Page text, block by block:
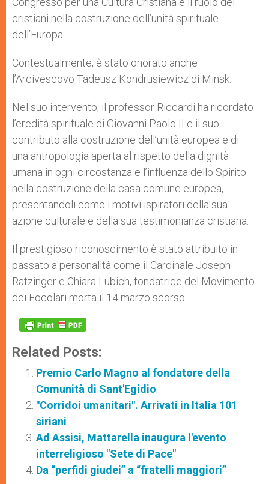
cristiani nella costruzione dell’unità spirituale
dell’Europa.
Contestualmente, è stato onorato anche
l’Arcivescovo Tadeusz Kondrusiewicz di Minsk.
Nel suo intervento, il professor Riccardi ha ricordato
l’eredità spirituale di Giovanni Paolo II e il suo
contributo alla costruzione dell’unità europea e di
una antropologia aperta al rispetto della dignità
umana in ogni circostanza e l’influenza dello Spirito
nella costruzione della casa comune europea,
presentandoli come i motivi ispiratori della sua
azione culturale e della sua testimonianza cristiana.
Il prestigioso riconoscimento è stato attribuito in
passato a personalità come il Cardinale Joseph
Ratzinger e Chiara Lubich, fondatrice del Movimento
dei Focolari morta il 14 marzo scorso.
Related Posts:
Premio Carlo Magno al fondatore della
Comunità di Sant'Egidio
"Corridoi umanitari". Arrivati in Italia 101
siriani
Ad Assisi, Mattarella inaugura l'evento
interreligioso "Sete di Pace"
Da “perfidi giudei” a “fratelli maggiori”